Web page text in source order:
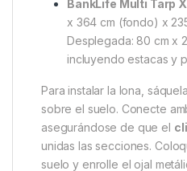
transporte, facilitando su
y transporte.
Dimensiones y
Lona Bank Life Multi
304 cm (profundidad)
mástil). Desplegada: